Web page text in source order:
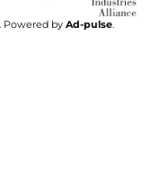
Powered by Ad-pulse